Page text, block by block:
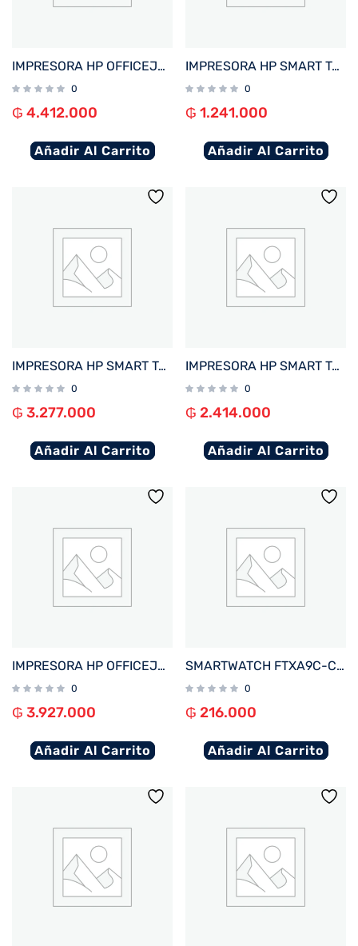
IMPRESORA HP OFFICEJET PRO 9730 IMP/COP/SCA/USB/RED/WIFI/BIVOLT + 4 TINTAS
0
₲ 4.412.000
Añadir Al Carrito
IMPRESORA HP SMART TANK 210 IMP/USB/WIFI/BIVOLT
0
₲ 1.241.000
Añadir Al Carrito
IMPRESORA HP SMART TANK 790 IMP/COP/SCAN/FAX/RED/WIFI/BIVOLT
0
₲ 3.277.000
Añadir Al Carrito
IMPRESORA HP SMART TANK 720 IMP/COP/SCAN/USB/WIFI/BIVOLT
0
₲ 2.414.000
Añadir Al Carrito
IMPRESORA HP OFFICEJET PRO 9730 IMP/COP/SCA/USB/RED/WIFI/BIVOLT
0
₲ 3.927.000
Añadir Al Carrito
SMARTWATCH FTXA9C-CGBE 46MM GOLD/BEIGE ANDROID/IOS/BT/FREC. CARD
0
₲ 216.000
Añadir Al Carrito